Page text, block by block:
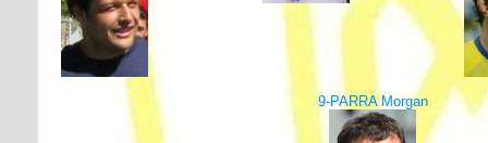
9-PARRA Morgan